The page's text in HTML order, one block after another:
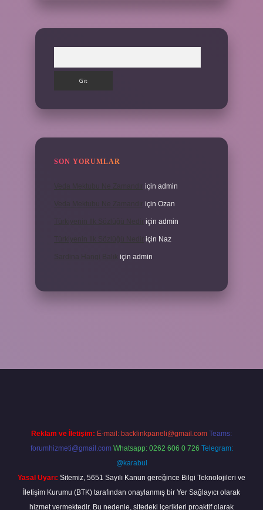
SON YORUMLAR
için admin
için Ozan
Türkiyenin Ilk Sözlüğü Nedir için admin
Türkiyenin Ilk Sözlüğü Nedir için Naz
için admin
Reklam ve İletişim: E-mail: backlinkpaneli@gmail.com Teams:
forumhizmeti@gmail.com Whatsapp: 0262 606 0 726 Telegram:
@karabul
Yasal Uyarı: Sitemiz, 5651 Sayılı Kanun gereğince Bilgi Teknolojileri ve
İletişim Kurumu (BTK) tarafından onaylanmış bir Yer Sağlayıcı olarak
hizmet vermektedir. Bu nedenle, sitedeki içerikleri proaktif olarak